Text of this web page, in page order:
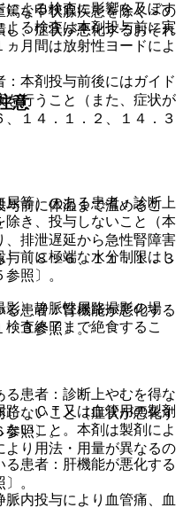
による検査に影響を及ぼす
よる検査は本剤投与前に実
月間は放射性ヨードによ
意
前に体温まで温めるこ
前に極端な水分制限はし
照〕。
〉静脈性尿路撮影の場
査終了まで絶食するこ
、ＣＴ又は血管用の製剤
いこと。本剤は製剤によ
より用法・用量が異なるの
内投与により血管痛、血
な甲状腺疾患を除く＞の
し、症状が悪化するおそれ
本剤投与前後にはガイド
行うこと（また、症状が
１４．１．２、１４．３
等）のある患者：診断上
き、投与しないこと（本
排泄遅延から急性腎障害
〔８．６、１１．１．３
患者：腎機能が悪化する
．３参照〕。
患者：診断上やむを得な
ないこと（症状が悪化す
参照〕。
患者：肝機能が悪化する
。